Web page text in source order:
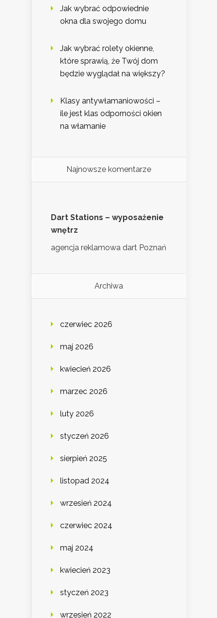
Jak wybrać odpowiednie
okna dla swojego domu
Jak wybrać rolety okienne,
które sprawią, że Twój dom
będzie wyglądał na większy?
Klasy antywłamaniowości –
ile jest klas odporności okien
na włamanie
Najnowsze komentarze
Dart Stations – wyposażenie
wnętrz
agencja reklamowa dart Poznań
Archiwa
czerwiec 2026
maj 2026
kwiecień 2026
marzec 2026
luty 2026
styczeń 2026
sierpień 2025
listopad 2024
wrzesień 2024
czerwiec 2024
maj 2024
kwiecień 2023
styczeń 2023
wrzesień 2022